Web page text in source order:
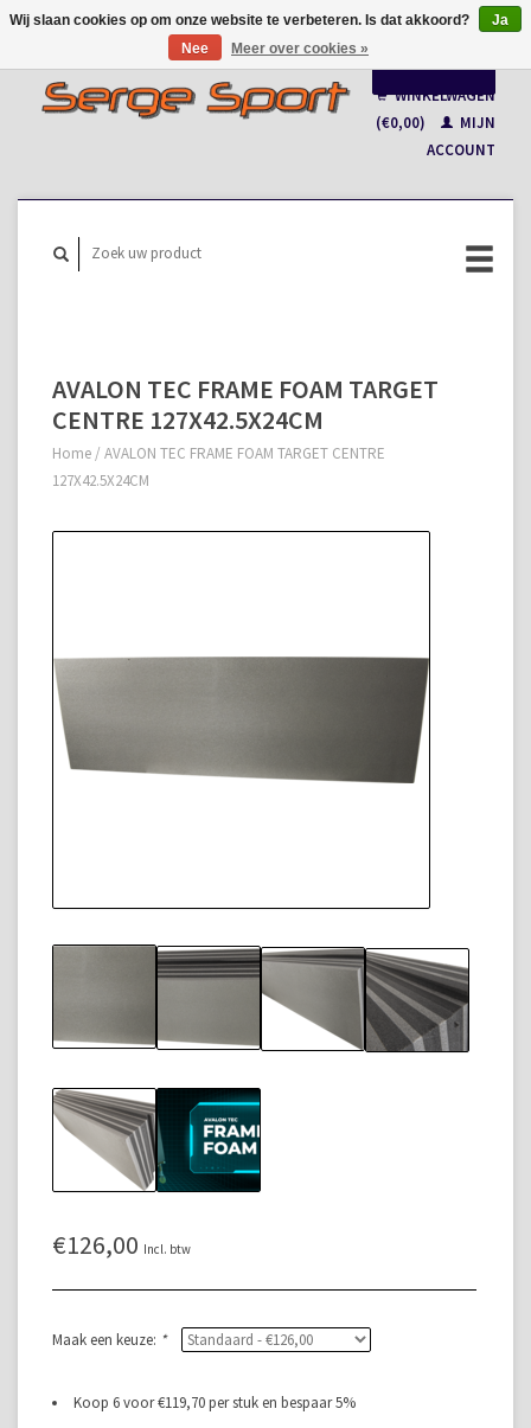
Français
WINKELWAGEN
(€0,00)
MIJN
ACCOUNT
AVALON TEC FRAME FOAM TARGET
CENTRE 127X42.5X24CM
Home / AVALON TEC FRAME FOAM TARGET CENTRE
127X42.5X24CM
€126,00 Incl. btw
Maak een keuze: *
Koop 6 voor €119,70 per stuk en bespaar 5%
Wij slaan cookies op om onze website te verbeteren. Is dat akkoord?
Ja
Nee
Meer over cookies »